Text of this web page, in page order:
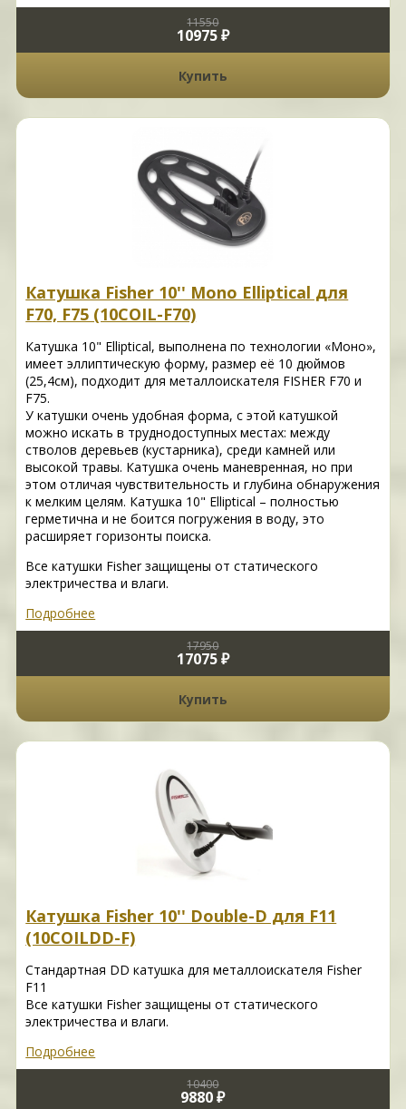
11550
10975 ₽
Купить
Катушка Fisher 10'' Mono Elliptical для
F70, F75 (10COIL-F70)
Катушка 10" Elliptical, выполнена по технологии «Моно»,
имеет эллиптическую форму, размер её 10 дюймов
(25,4см), подходит для металлоискателя FISHER F70 и
F75.
У катушки очень удобная форма, с этой катушкой
можно искать в труднодоступных местах: между
стволов деревьев (кустарника), среди камней или
высокой травы. Катушка очень маневренная, но при
этом отличая чувствительность и глубина обнаружения
к мелким целям. Катушка 10" Elliptical – полностью
герметична и не боится погружения в воду, это
расширяет горизонты поиска.
Все катушки Fisher защищены от статического
электричества и влаги.
Подробнее
17950
17075 ₽
Купить
Катушка Fisher 10'' Double-D для F11
(10COILDD-F)
Стандартная DD катушка для металлоискателя Fisher
F11
Все катушки Fisher защищены от статического
электричества и влаги.
Подробнее
10400
9880 ₽